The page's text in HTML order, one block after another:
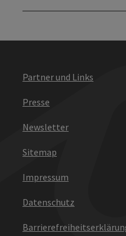
Partner und Links
Presse
Newsletter
Sitemap
Impressum
Datenschutz